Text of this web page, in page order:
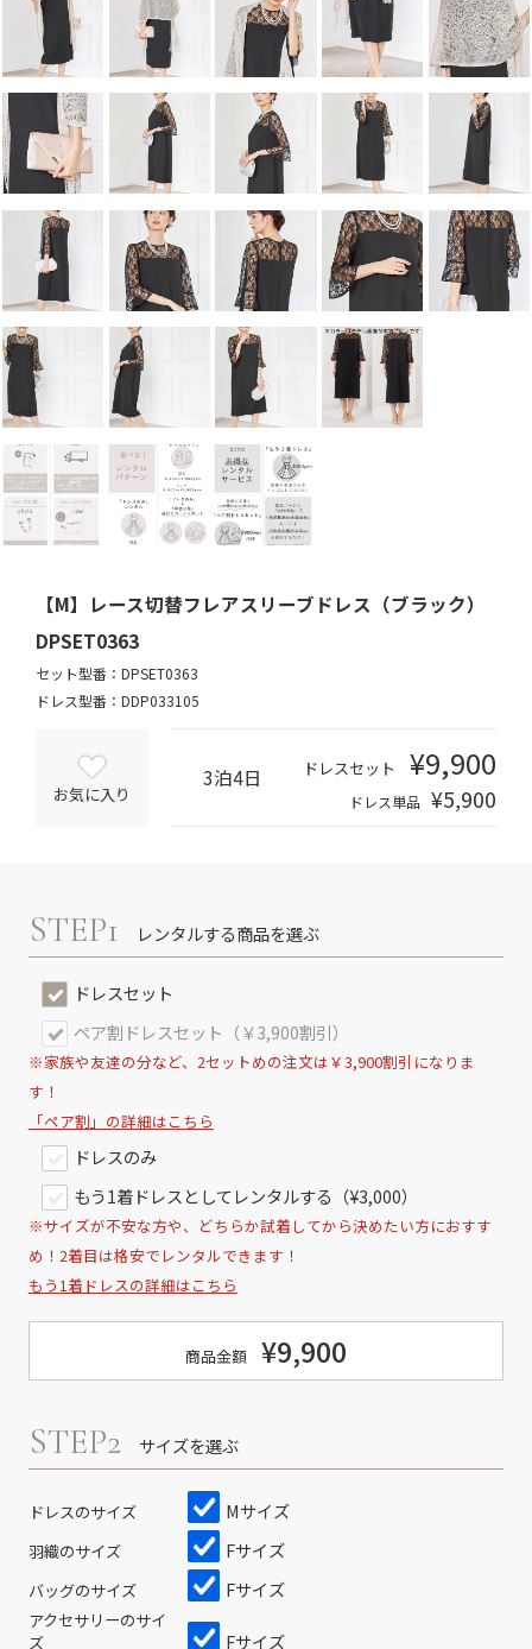
【M】レース切替フレアスリーブドレス（ブラック）
DPSET0363
セット型番：DPSET0363
ドレス型番：DDP033105
お気に入り
3泊4日 ドレスセット ¥9,900
ドレス単品 ¥5,900
STEP1 レンタルする商品を選ぶ
ドレスセット
ペア割ドレスセット（￥3,900割引）
※家族や友達の分など、2セットめの注文は￥3,900割引になりま
す！
「ペア割」の詳細はこちら
ドレスのみ
もう1着ドレスとしてレンタルする（¥3,000）
※サイズが不安な方や、どちらか試着してから決めたい方におすす
め！2着目は格安でレンタルできます！
もう1着ドレスの詳細はこちら
商品金額 ¥9,900
STEP2 サイズを選ぶ
ドレスのサイズ Mサイズ
羽織のサイズ Fサイズ
バッグのサイズ Fサイズ
アクセサリーのサイ
ズ
Fサイズ